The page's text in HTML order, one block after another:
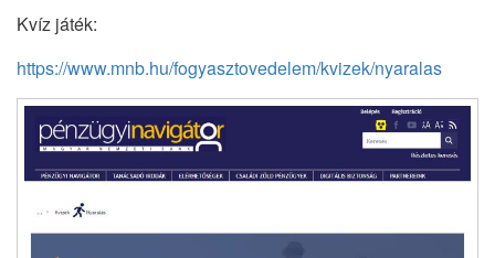
Kvíz játék:
https://www.mnb.hu/fogyasztovedelem/kvizek/nyaralas